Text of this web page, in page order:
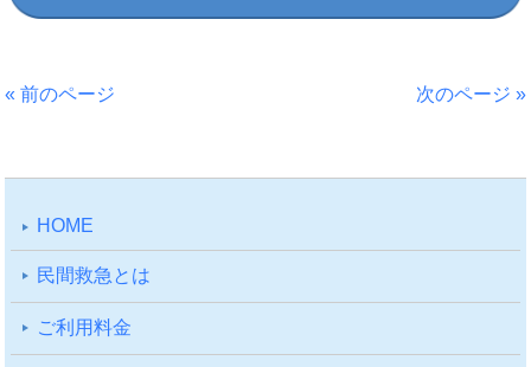
« 前のページ 次のページ »
HOME
⺠間救急とは
ご利⽤料⾦